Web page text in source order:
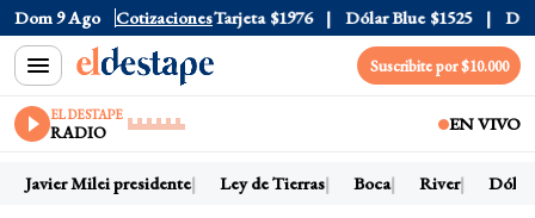
Dom 9 Ago Cotizaciones
$1520 Dólar Tarjeta $1976 Dólar Blue $1525 Dólar
Suscribite por $10.000
EL DESTAPE
RADIO EN VIVO
Javier Milei presidente Ley de Tierras Boca River Dólar